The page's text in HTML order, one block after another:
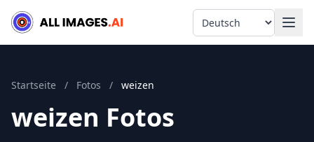
Language
Startseite / Fotos / weizen
weizen Fotos